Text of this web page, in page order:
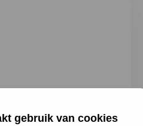
gebruik van cookies